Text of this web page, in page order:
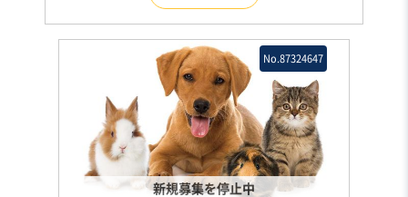
新規募集を停止中
No.87324647